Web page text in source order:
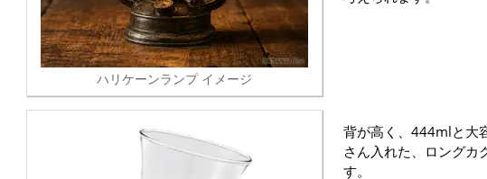
ハリケーンランプ イメージ
背が高く、444mlと大
さん入れた、ロングカ
す。